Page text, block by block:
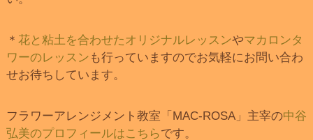
＊ 花と粘土を合わせたオリジナルレッスンやマカロンタ
ワーのレッスン も行っていますのでお気軽にお問い合わ
せお待ちしています。
フラワーアレンジメント教室「MAC-ROSA」主宰の中谷
弘美のプロフィールはこちらです。